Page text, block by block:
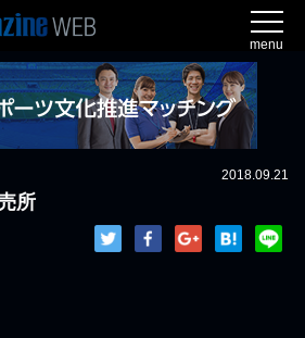
menu
2018.09.21
所